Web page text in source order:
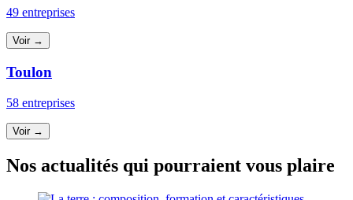
49 entreprises
Voir →
Toulon
58 entreprises
Voir →
Nos actualités qui pourraient vous plaire